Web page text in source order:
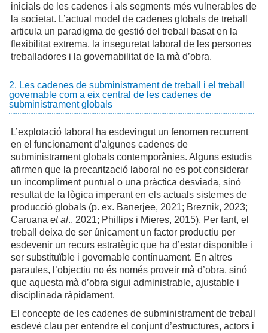
inicials de les cadenes i als segments més vulnerables de
la societat. L’actual model de cadenes globals de treball
articula un paradigma de gestió del treball basat en la
flexibilitat extrema, la inseguretat laboral de les persones
treballadores i la governabilitat de la mà d’obra.
2. Les cadenes de subministrament de treball i el treball
governable com a eix central de les cadenes de
subministrament globals
L’explotació laboral ha esdevingut un fenomen recurrent
en el funcionament d’algunes cadenes de
subministrament globals contemporànies. Alguns estudis
afirmen que la precarització laboral no es pot considerar
un incompliment puntual o una pràctica desviada, sinó
resultat de la lògica imperant en els actuals sistemes de
producció globals (p. ex. Banerjee, 2021; Breznik, 2023;
Caruana et al., 2021; Phillips i Mieres, 2015). Per tant, el
treball deixa de ser únicament un factor productiu per
esdevenir un recurs estratègic que ha d’estar disponible i
ser substituïble i governable contínuament. En altres
paraules, l’objectiu no és només proveir mà d’obra, sinó
que aquesta mà d’obra sigui administrable, ajustable i
disciplinada ràpidament.
El concepte de les cadenes de subministrament de treball
esdevé clau per entendre el conjunt d’estructures, actors i